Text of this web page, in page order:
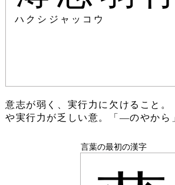
ハクシジャッコウ
意志が弱く、実行力に欠けること。
や実行力が乏しい意。「―のやから
言葉の最初の漢字